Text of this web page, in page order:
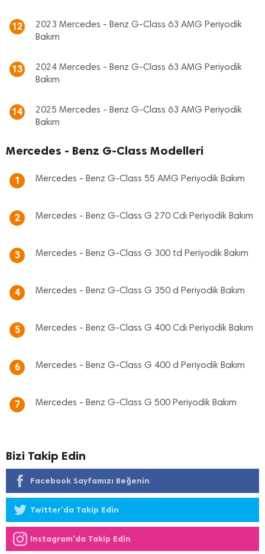
12
2023 Mercedes - Benz G-Class 63 AMG Periyodik
Bakım
13
2024 Mercedes - Benz G-Class 63 AMG Periyodik
Bakım
14
2025 Mercedes - Benz G-Class 63 AMG Periyodik
Bakım
Mercedes - Benz G-Class Modelleri
1 Mercedes - Benz G-Class 55 AMG Periyodik Bakım
2 Mercedes - Benz G-Class G 270 Cdi Periyodik Bakım
3 Mercedes - Benz G-Class G 300 td Periyodik Bakım
4 Mercedes - Benz G-Class G 350 d Periyodik Bakım
5 Mercedes - Benz G-Class G 400 Cdi Periyodik Bakım
6 Mercedes - Benz G-Class G 400 d Periyodik Bakım
7 Mercedes - Benz G-Class G 500 Periyodik Bakım
Bizi Takip Edin
Facebook Sayfamızı Beğenin
Twitter'da Takip Edin
Instagram'da Takip Edin